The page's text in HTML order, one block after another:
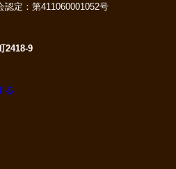
定：第411060001052号
2418-9
る